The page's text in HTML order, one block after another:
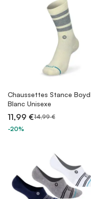
Chaussettes Stance Boyd
Blanc Unisexe
11,99 €14,99 €
-20%